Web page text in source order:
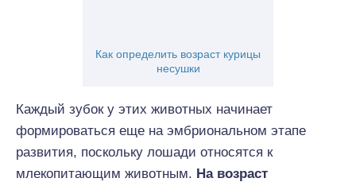
Как определить возраст курицы
несушки
Каждый зубок у этих животных начинает
формироваться еще на эмбриональном этапе
развития, поскольку лошади относятся к
млекопитающим животным. На возраст